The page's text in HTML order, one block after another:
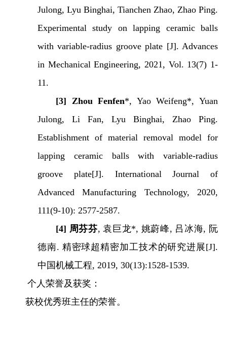
Julong, Lyu Binghai, Tianchen Zhao, Zhao Ping.
Experimental study on lapping ceramic balls
with variable-radius groove plate [J]. Advances
in Mechanical Engineering, 2021, Vol. 13(7) 1-
11.
[3] Zhou Fenfen*, Yao Weifeng*, Yuan
Julong, Li Fan, Lyu Binghai, Zhao Ping.
Establishment of material removal model for
lapping ceramic balls with variable-radius
groove plate[J]. International Journal of
Advanced Manufacturing Technology, 2020,
111(9-10): 2577-2587.
[4] 周芬芬, 袁巨龙*, 姚蔚峰, 吕冰海, 阮
德南. 精密球超精密加工技术的研究进展[J].
中国机械工程, 2019, 30(13):1528-1539.
个人荣誉及获奖：
获校优秀班主任的荣誉。